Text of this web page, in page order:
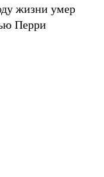
жизни умер
Перри